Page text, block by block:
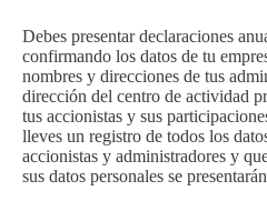
Debes presentar declaraciones
confirmando los datos de tu
nombres y direcciones de tus
dirección del centro de actividad
tus accionistas y sus
lleves un registro de todos los
accionistas y administradores y
sus datos personales se